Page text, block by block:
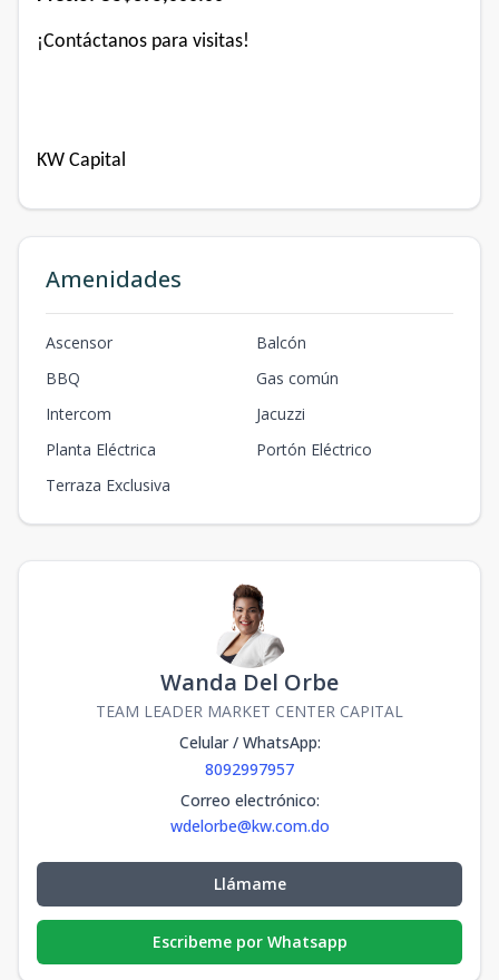
¡Contáctanos para visitas!
KW Capital
Amenidades
Ascensor
Balcón
BBQ
Gas común
Intercom
Jacuzzi
Planta Eléctrica
Portón Eléctrico
Terraza Exclusiva
Wanda Del Orbe
TEAM LEADER MARKET CENTER CAPITAL
Celular / WhatsApp:
8092997957
Correo electrónico:
wdelorbe@kw.com.do
Llámame
Escribeme por Whatsapp